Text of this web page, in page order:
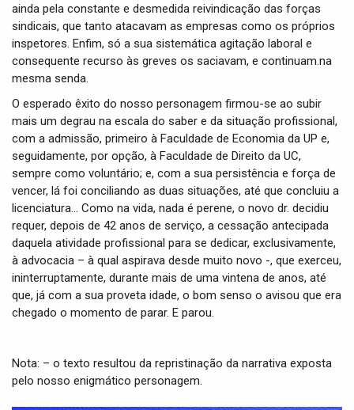
ainda pela constante e desmedida reivindicação das forças
sindicais, que tanto atacavam as empresas como os próprios
inspetores. Enfim, só a sua sistemática agitação laboral e
consequente recurso às greves os saciavam, e continuam.na
mesma senda.
O esperado êxito do nosso personagem firmou-se ao subir
mais um degrau na escala do saber e da situação profissional,
com a admissão, primeiro à Faculdade de Economia da UP e,
seguidamente, por opção, à Faculdade de Direito da UC,
sempre como voluntário; e, com a sua persistência e força de
vencer, lá foi conciliando as duas situações, até que concluiu a
licenciatura… Como na vida, nada é perene, o novo dr. decidiu
requer, depois de 42 anos de serviço, a cessação antecipada
daquela atividade profissional para se dedicar, exclusivamente,
à advocacia – à qual aspirava desde muito novo -, que exerceu,
ininterruptamente, durante mais de uma vintena de anos, até
que, já com a sua proveta idade, o bom senso o avisou que era
chegado o momento de parar. E parou.
Nota: – o texto resultou da repristinação da narrativa exposta
pelo nosso enigmático personagem.